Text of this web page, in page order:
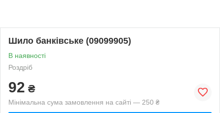
Шило банківське (09099905)
В наявності
Роздріб
92 ₴
Мінімальна сума замовлення на сайті — 250 ₴